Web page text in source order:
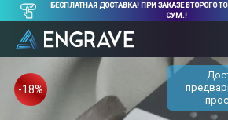
БЕСПЛАТНАЯ ДОСТАВКА! ПРИ ЗАКАЗЕ ВТОРОГО
СУМ.!
-18%